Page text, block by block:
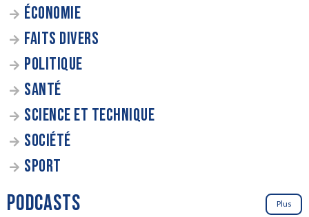
ÉCONOMIE
FAITS DIVERS
POLITIQUE
SANTÉ
SCIENCE ET TECHNIQUE
SOCIÉTÉ
SPORT
PODCASTS Plus